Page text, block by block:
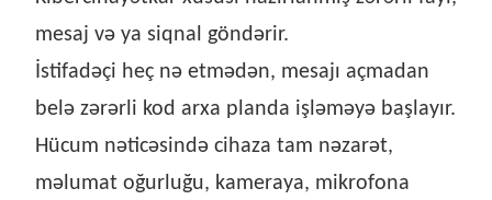
mesaj və ya siqnal göndərir.
İstifadəçi heç nə etmədən, mesajı açmadan
belə zərərli kod arxa planda işləməyə başlayır.
Hücum nəticəsində cihaza tam nəzarət,
məlumat oğurluğu, kameraya, mikrofona